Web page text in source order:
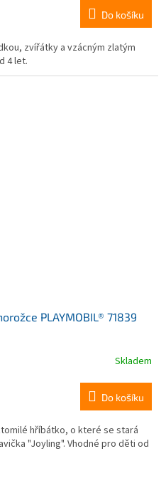
Do košíku
zvířátky a vzácným zlatým
4 let.
PLAYMOBIL® 71839
Skladem
Do košíku
hříbátko, o které se stará
"Joyling". Vhodné pro děti od